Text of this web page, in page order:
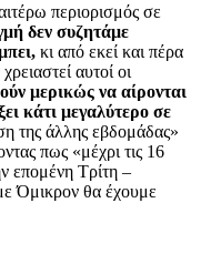
περιορισμός σε
δεν συζητάμε
κι από εκεί και πέρα
αυτοί οι
μερικώς να αίρονται
κάτι μεγαλύτερο σε
της άλλης εβδομάδας»
πως «μέχρι τις 16
επομένη Τρίτη –
Όμικρον θα έχουμε